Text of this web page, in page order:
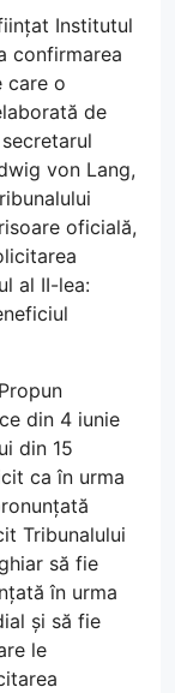
Institutul
confirmarea
care o
de
von Lang,
oficială,
al II-lea:
din 4 iunie
din 15
ca în urma
Tribunalului
să fie
în urma
și să fie
le